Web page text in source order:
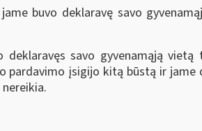
buvo deklaravę savo
savo gyvenamąją vietą
pardavimo įsigijo kitą būstą ir jame